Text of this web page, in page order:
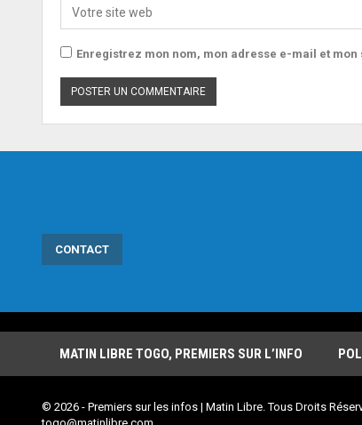
Enregistrez mon nom, mon adresse e-mail et
CONTACT
MATIN LIBRE TOGO, PREMIERS SUR L’INFO
© 2026 - Premiers sur les infos | Matin Libre. Tous Droits